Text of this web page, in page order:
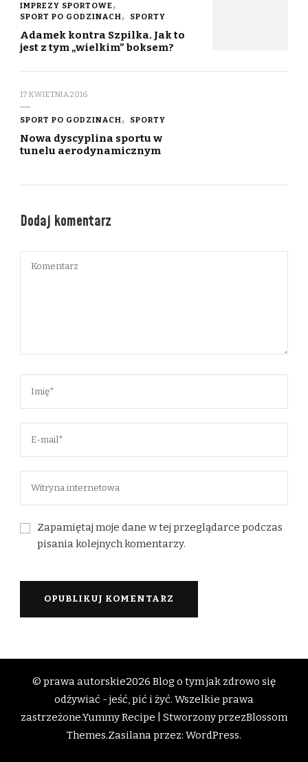
IMPREZY SPORTOWE
SPORT PO GODZINACH
SPORTY
Adamek kontra Szpilka. Jak to
jest z tym „wielkim” boksem?
17 KWIETNIA 2016
SPORT PO GODZINACH SPORTY
Nowa dyscyplina sportu w
tunelu aerodynamicznym
Dodaj komentarz
Zapamiętaj moje dane w tej przeglądarce podczas
pisania kolejnych komentarzy.
© prawa autorskie2026 Blog o tym jak zdrowo się
odżywiać - jeść, pić i żyć. Wszelkie prawa
zastrzeżone.Yummy Recipe | Stworzony przezBlossom
Themes.Zasilana przez: WordPress.